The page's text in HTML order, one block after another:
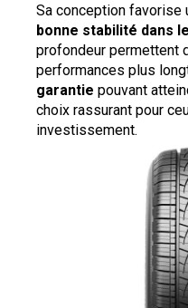
Sa conception favorise
bonne stabilité dans
profondeur permettent
performances plus
garantie pouvant
choix rassurant pour
investissement.